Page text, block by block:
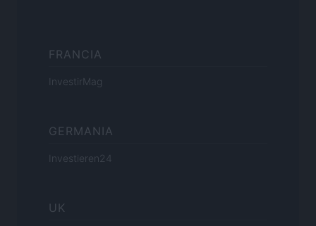
FRANCIA
InvestirMag
GERMANIA
Investieren24
UK